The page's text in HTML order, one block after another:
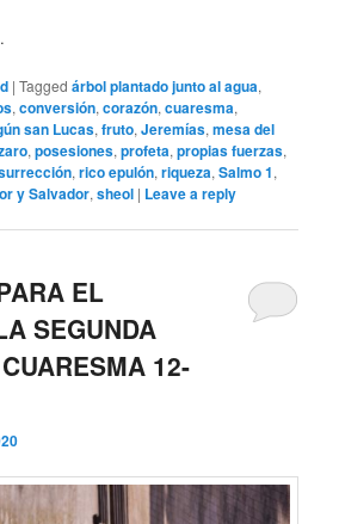
|Tagged árbol plantado junto al agua,
,conversión,corazón,cuaresma,
san Lucas,fruto,Jeremías,mesa del
,posesiones,profeta,propias fuerzas,
,rico epulón,riqueza,Salmo 1,
y Salvador,sheol | Leave a reply
EL
SEGUNDA
12-